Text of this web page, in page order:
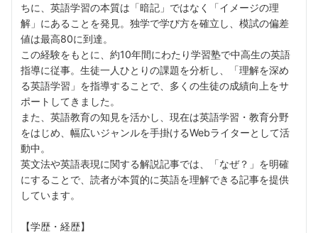
ちに、英語学習の本質は「暗記」ではなく「イメージの理
解」にあることを発見。独学で学び方を確立し、模試の偏差
値は最高80に到達。
この経験をもとに、約10年間にわたり学習塾で中高生の英語
指導に従事。生徒一人ひとりの課題を分析し、「理解を深め
る英語学習」を指導することで、多くの生徒の成績向上をサ
ポートしてきました。
また、英語教育の知見を活かし、現在は英語学習・教育分野
をはじめ、幅広いジャンルを手掛けるWebライターとして活
動中。
英文法や英語表現に関する解説記事では、「なぜ？」を明確
にすることで、読者が本質的に英語を理解できる記事を提供
しています。
【学歴・経歴】